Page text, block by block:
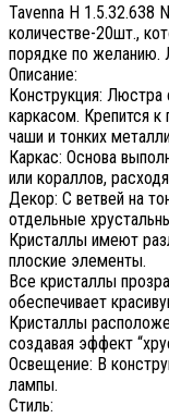
Tavenna H 1.5.32.638
количестве-20шт.,
порядке по желанию.
Описание:
Конструкция:
каркасом. Крепится
чаши и тонких
Каркас: Основа
или кораллов,
Декор: С ветвей на
отдельные
Кристаллы имеют
плоские элементы.
Все кристаллы
обеспечивает
Кристаллы
создавая эффект
Освещение: В
лампы.
Стиль: